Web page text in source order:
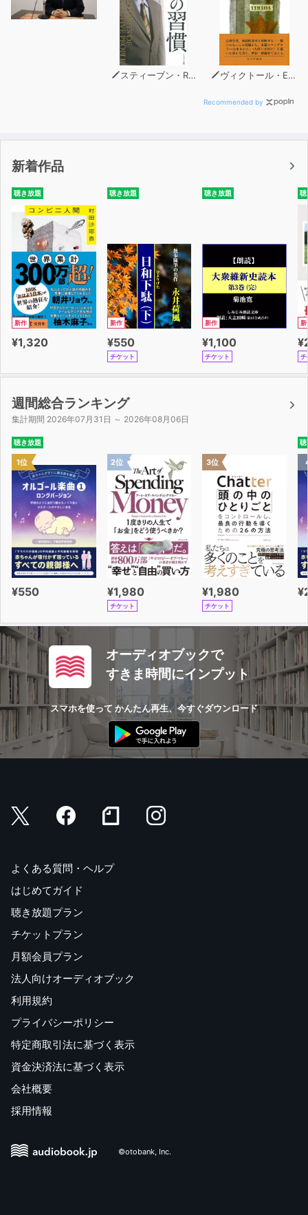
スティーブン・R・コヴィー ヴィクトール・E・フランクル
Recommended by
新着作品
聴き放題
新作
¥1,320
聴き放題
新作
¥550
チケット
聴き放題
新作
¥1,100
チケット
聴
新
チ
週間総合ランキング
集計期間 2026年07月31日 ～ 2026年08月06日
聴き放題
1位
¥550
2位
¥1,980
チケット
3位
¥1,980
チケット
聴
オーディオブックで
すきま時間にインプット
スマホを使って かんたん再生、今すぐダウンロード
よくある質問・ヘルプ
はじめてガイド
聴き放題プラン
チケットプラン
月額会員プラン
法人向けオーディオブック
利用規約
プライバシーポリシー
特定商取引法に基づく表示
資金決済法に基づく表示
会社概要
採用情報
©otobank, Inc.